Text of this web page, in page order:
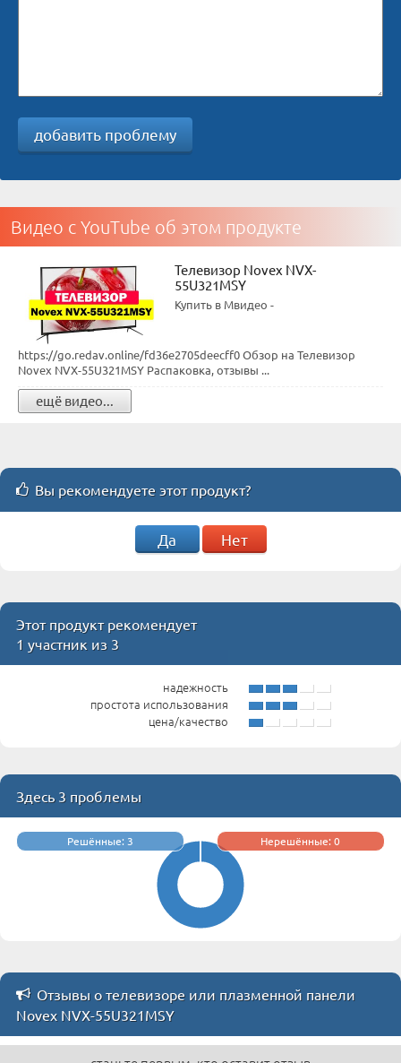
добавить проблему
Видео с YouTube об этом продукте
Телевизор Novex NVX-
55U321MSY
Купить в Мвидео -
https://go.redav.online/fd36e2705deecff0 Обзор на Телевизор
Novex NVX-55U321MSY Распаковка, отзывы ...
ещё видео...
Вы рекомендуете этот продукт?
Да Нет
Этот продукт рекомендует
1 участник из 3
надежность
простота использования
цена/качество
Здесь 3 проблемы
Решённые: 3 Нерешённые: 0
Отзывы о телевизоре или плазменной панели
Novex NVX-55U321MSY